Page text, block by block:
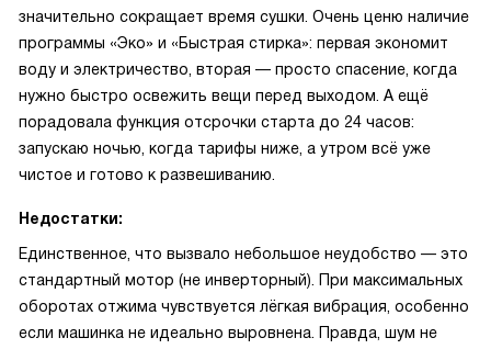
значительно сокращает время сушки. Очень ценю наличие
программы «Эко» и «Быстрая стирка»: первая экономит
воду и электричество, вторая — просто спасение, когда
нужно быстро освежить вещи перед выходом. А ещё
порадовала функция отсрочки старта до 24 часов:
запускаю ночью, когда тарифы ниже, а утром всё уже
чистое и готово к развешиванию.
Недостатки:
Единственное, что вызвало небольшое неудобство — это
стандартный мотор (не инверторный). При максимальных
оборотах отжима чувствуется лёгкая вибрация, особенно
если машинка не идеально выровнена. Правда, шум не